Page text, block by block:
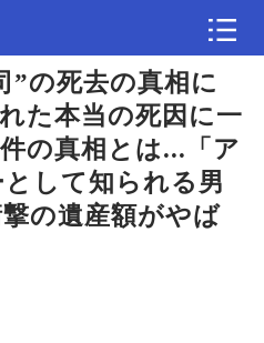
”の死去の真相に
た本当の死因に一
の真相とは...「ア
して知られる男
の遺産額がやば